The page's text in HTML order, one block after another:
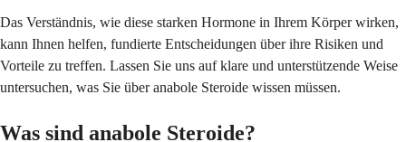
Das Verständnis, wie diese starken Hormone in Ihrem Körper wirken,
kann Ihnen helfen, fundierte Entscheidungen über ihre Risiken und
Vorteile zu treffen. Lassen Sie uns auf klare und unterstützende Weise
untersuchen, was Sie über anabole Steroide wissen müssen.
Was sind anabole Steroide?